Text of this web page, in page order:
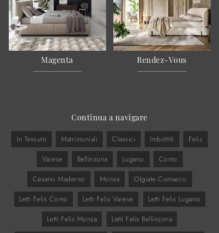
Magenta Rendez-Vous
Continua a navigare
In Tessuto Matrimoniali Classici Imbottiti Felis
Varese Bellinzona Lugano Como
Cesano Maderno Monza Olgiate Comasco
Letti Felis Como Letti Felis Varese Letti Felis Lugano
Letti Felis Monza Letti Felis Bellinzona